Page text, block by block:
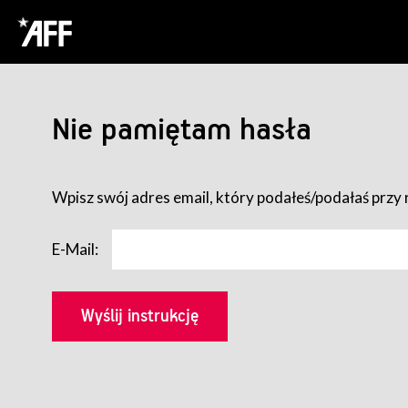
Nie pamiętam hasła
Wpisz swój adres email, który podałeś/podałaś
E-Mail: